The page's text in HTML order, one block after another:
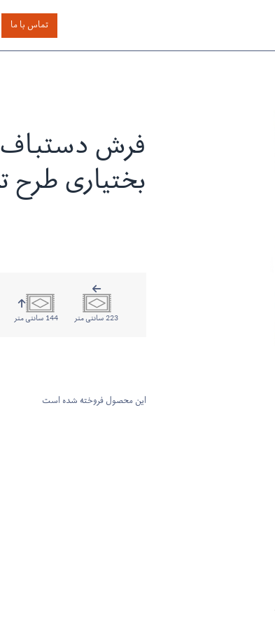
تماس با ما
فرش
بختیاری
223 سانتی متر 144 سانتی متر
این محصول فروخته شده است